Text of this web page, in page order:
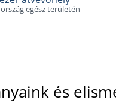
egész területén
és